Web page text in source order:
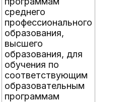
среднего
профессионального
образования,
высшего
образования, для
обучения по
соответствующим
образовательным
программам